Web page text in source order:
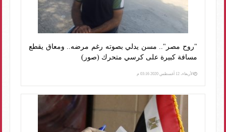
"روح مصر".. مسن يدلي بصوته رغم مرضه.. ومعاق يقطع
مسافة كبيرة على كرسي متحرك (صور)
الأربعاء، 12 أغسطس 2020 03:16 م